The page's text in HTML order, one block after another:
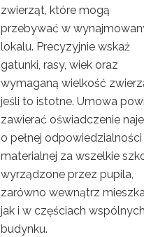
zwierząt, które mogą
przebywać w
lokalu. Precyzyjnie wskaż
gatunki, rasy, wiek oraz
wymaganą wielkość
jeśli to istotne. Umowa
zawierać oświadczenie
o pełnej odpowiedzialności
materialnej za wszelkie
wyrządzone przez pupila,
zarówno wewnątrz
jak i w częściach wspólnych
budynku.